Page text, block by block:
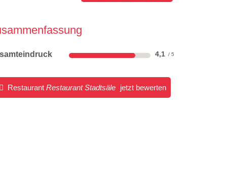
4,1
RestaurantRestaurant Stadtsäle jetzt bewerten